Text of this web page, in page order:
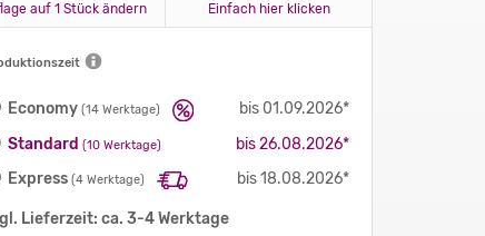
auf 1 Stück ändern
Einfach hier klicken
Economy (14 Werktage)
bis 01.09.2026*
Standard (10 Werktage)
bis 26.08.2026*
Express (4 Werktage) bis 18.08.2026*
Lieferzeit: ca. 3-4 Werktage